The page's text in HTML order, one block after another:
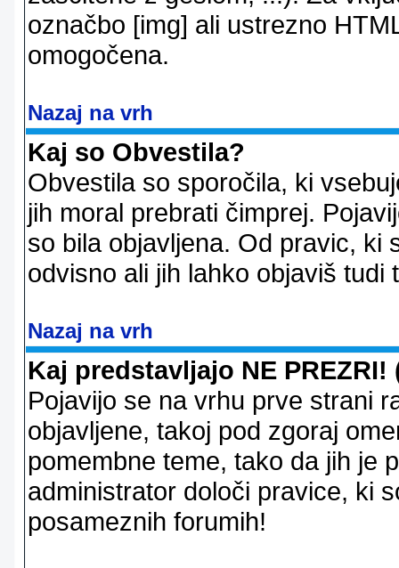
označbo [img] ali ustrezno
omogočena.
Nazaj na vrh
Kaj so Obvestila?
Obvestila so sporočila, ki
jih moral prebrati čimprej.
so bila objavljena. Od pravic, ki
odvisno ali jih lahko objaviš
Nazaj na vrh
Kaj predstavljajo NE
Pojavijo se na vrhu prve strani
objavljene, takoj pod zgoraj
pomembne teme, tako da jih je
administrator določi pravice, ki
posameznih forumih!